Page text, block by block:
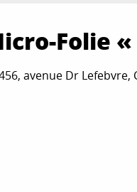
Folie
avenue Dr Lefebvre,